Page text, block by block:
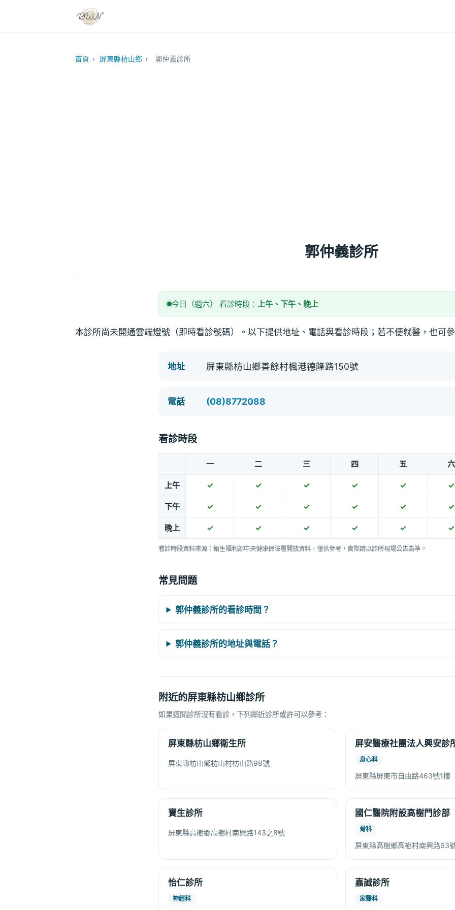
首頁 › 屏東縣枋山鄉 › 郭仲義診所
郭仲義診所
今日（週六） 看診時段： 上午、下午、晚上
本診所尚未開通雲端燈號（即時看診號碼）。以下提供地址、電話與看診時段；若不便就醫，也可
地址 屏東縣枋山鄉善餘村楓港德隆路150號
電話 (08)8772088
看診時段
一 二 三 四 五 六
上午 ✓ ✓ ✓ ✓ ✓ ✓
下午 ✓ ✓ ✓ ✓ ✓ ✓
晚上 ✓ ✓ ✓ ✓ ✓ ✓
看診時段資料來源：衛生福利部中央健康保險署開放資料，僅供參考，實際請以診所現場公告為準。
常見問題
郭仲義診所的看診時間？
郭仲義診所的地址與電話？
附近的屏東縣枋山鄉診所
如果這間診所沒有看診，下列鄰近診所或許可以參考：
屏東縣枋山鄉衛生所
屏東縣枋山鄉枋山村枋山路98號
屏安醫療社團法人興安診
身心科
屏東縣屏東市自由路463號1樓
寶生診所
屏東縣高樹鄉高樹村南興路143之8號
國仁醫院附設高樹門診部
骨科
屏東縣高樹鄉高樹村南興路63
怡仁診所
神經科
嘉誠診所
家醫科